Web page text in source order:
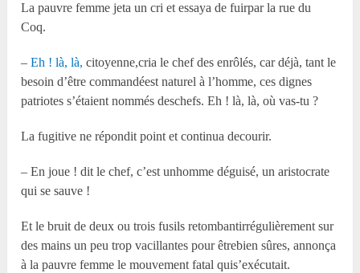
La pauvre femme jeta un cri et essaya de fuirpar la rue du
Coq.
– Eh ! là, là, citoyenne,cria le chef des enrôlés, car déjà, tant le
besoin d’être commandéest naturel à l’homme, ces dignes
patriotes s’étaient nommés deschefs. Eh ! là, là, où vas-tu ?
La fugitive ne répondit point et continua decourir.
– En joue ! dit le chef, c’est unhomme déguisé, un aristocrate
qui se sauve !
Et le bruit de deux ou trois fusils retombantirrégulièrement sur
des mains un peu trop vacillantes pour êtrebien sûres, annonça
à la pauvre femme le mouvement fatal quis’exécutait.